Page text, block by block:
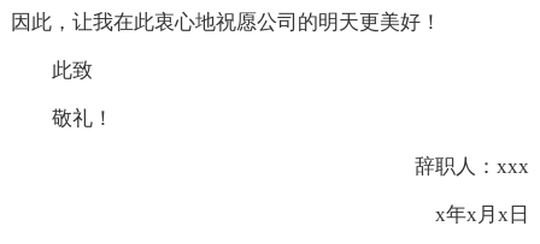
因此，让我在此衷心地祝愿公司的明天更美好！
此致
敬礼！
辞职人：xxx
x年x月x日